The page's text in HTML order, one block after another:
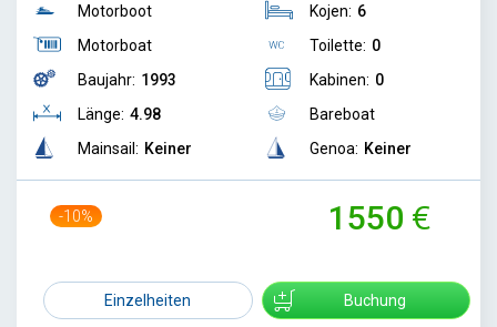
Motorboot
Motorboat
Baujahr: 1993
Länge: 4.98
Mainsail: Keiner
Kojen: 6
Toilette: 0
Kabinen: 0
Bareboat
Genoa: Keiner
-10% 1550
Einzelheiten Buchung